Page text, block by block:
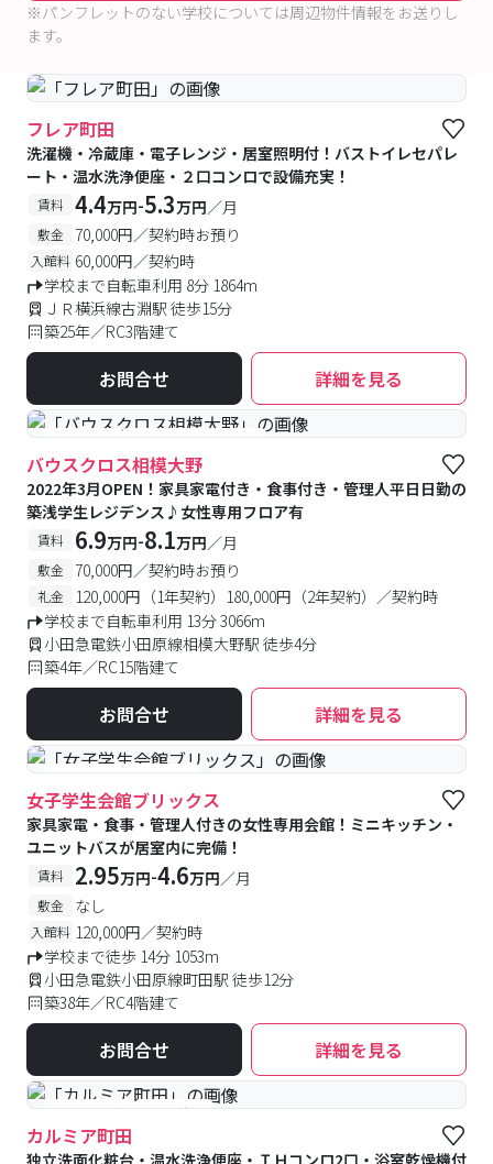
※パンフレットのない学校については周辺物件情報をお送りし
ます。
フレア町田
洗濯機・冷蔵庫・電子レンジ・居室照明付！バストイレセパレ
ート・温水洗浄便座・２口コンロで設備充実！
賃料 4.4万円-5.3万円／月
敷金 70,000円／契約時お預り
入館料 60,000円／契約時
学校まで自転車利用 8分 1864m
ＪＲ横浜線古淵駅 徒歩15分
築25年／RC3階建て
お問合せ 詳細を見る
#食事付き #女性専用フロアあり
バウスクロス相模大野
2022年3月OPEN！家具家電付き・食事付き・管理人平日日勤の
築浅学生レジデンス♪女性専用フロア有
賃料 6.9万円-8.1万円／月
敷金 70,000円／契約時お預り
礼金
120,000円（1年契約）180,000円（2年契約）／契約時
学校まで自転車利用 13分 3066m
小田急電鉄小田原線相模大野駅 徒歩4分
築4年／RC15階建て
お問合せ 詳細を見る
#食事付き #女性専用
女子学生会館ブリックス
家具家電・食事・管理人付きの女性専用会館！ミニキッチン・
ユニットバスが居室内に完備！
賃料 2.95万円-4.6万円／月
敷金 なし
入館料 120,000円／契約時
学校まで徒歩 14分 1053m
小田急電鉄小田原線町田駅 徒歩12分
築38年／RC4階建て
お問合せ 詳細を見る
#予約受付中 #空室待ち
カルミア町田
独立洗面化粧台・温水洗浄便座・ＩＨコンロ2口・浴室乾燥機付